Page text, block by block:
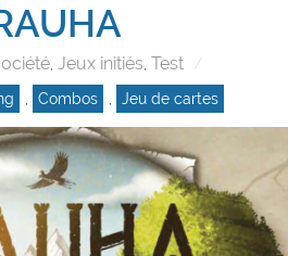
,Jeux initiés ,Test
Combos Jeu de cartes